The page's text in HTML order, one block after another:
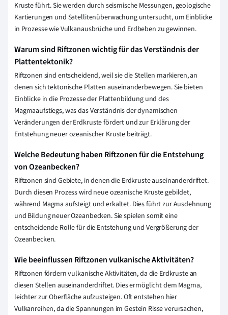
Kruste führt. Sie werden durch seismische Messungen, geologische
Kartierungen und Satellitenüberwachung untersucht, um Einblicke
in Prozesse wie Vulkanausbrüche und Erdbeben zu gewinnen.
Warum sind Riftzonen wichtig für das Verständnis der
Plattentektonik?
Riftzonen sind entscheidend, weil sie die Stellen markieren, an
denen sich tektonische Platten auseinanderbewegen. Sie bieten
Einblicke in die Prozesse der Plattenbildung und des
Magmaaufstiegs, was das Verständnis der dynamischen
Veränderungen der Erdkruste fördert und zur Erklärung der
Entstehung neuer ozeanischer Kruste beiträgt.
Welche Bedeutung haben Riftzonen für die Entstehung
von Ozeanbecken?
Riftzonen sind Gebiete, in denen die Erdkruste auseinanderdriftet.
Durch diesen Prozess wird neue ozeanische Kruste gebildet,
während Magma aufsteigt und erkaltet. Dies führt zur Ausdehnung
und Bildung neuer Ozeanbecken. Sie spielen somit eine
entscheidende Rolle für die Entstehung und Vergrößerung der
Ozeanbecken.
Wie beeinflussen Riftzonen vulkanische Aktivitäten?
Riftzonen fördern vulkanische Aktivitäten, da die Erdkruste an
diesen Stellen auseinanderdriftet. Dies ermöglicht dem Magma,
leichter zur Oberfläche aufzusteigen. Oft entstehen hier
Vulkanreihen, da die Spannungen im Gestein Risse verursachen,